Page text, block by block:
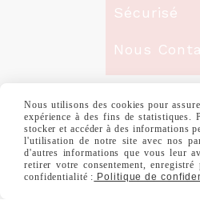
Sécurisé
Nous
Nous utilisons des cookies pour
expérience à des fins de statistiques.
stocker et accéder à des informations
l'utilisation de notre site avec nos
d'autres informations que vous leur
retirer votre consentement,
confidentialité : Politique de